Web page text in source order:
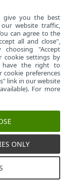
更新
管理 Cookie
give you the best
website traffic,
can agree to the
all and close",
choosing "Accept
cookie settings by
have the right to
preferences
link in our website
For more
ONLY